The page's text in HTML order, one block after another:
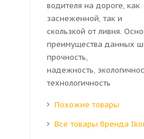
водителя на дороге, как
заснеженной, так и
скользкой от ливня.
преимущества данных
прочность,
надежность,
технологичность
Похожие товары
Все товары бренда